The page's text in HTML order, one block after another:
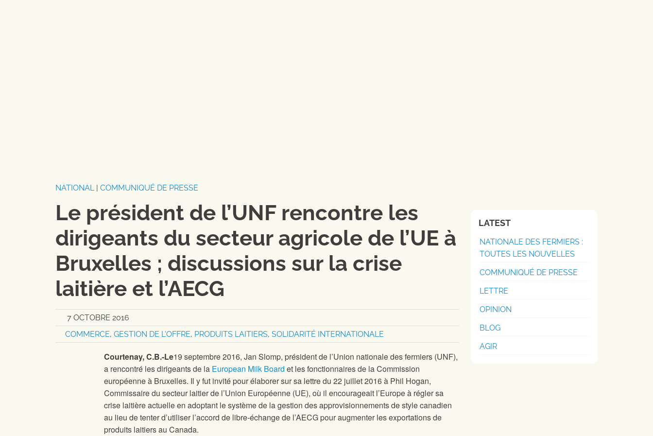
NATIONAL| COMMUNIQUÉ DE PRESSE
Le président de l’UNF rencontre les
dirigeants du secteur agricole de l’UE à
Bruxelles ; discussions sur la crise
laitière et l’AECG
7 OCTOBRE 2016
COMMERCE, GESTION DE L'OFFRE, PRODUITS LAITIERS, SOLIDARITÉ INTERNATIONALE
Courtenay, C.B.-Le19 septembre 2016, Jan Slomp, président de l’Union nationale des fermiers (UNF),
a rencontré les dirigeants de la European Milk Board et les fonctionnaires de la Commission
européenne à Bruxelles. Il y fut invité pour élaborer sur sa lettre du 22 juillet 2016 à Phil Hogan,
Commissaire du secteur laitier de l’Union Européenne (UE), où il encourageait l’Europe à régler sa
crise laitière actuelle en adoptant le système de la gestion des approvisionnements de style canadien
au lieu de tenter d’utiliser l’accord de libre-échange de l’AECG pour augmenter les exportations de
produits laitiers au Canada.
LATEST
NATIONALE DES FERMIERS :
TOUTES LES NOUVELLES
COMMUNIQUÉ DE PRESSE
LETTRE
OPINION
BLOG
AGIR